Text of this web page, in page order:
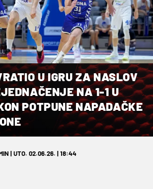
U IGRU ZA NASLOV
NA 1-1 U
POTPUNE NAPADAČKE
| UTO. 02.06.26. | 18:44